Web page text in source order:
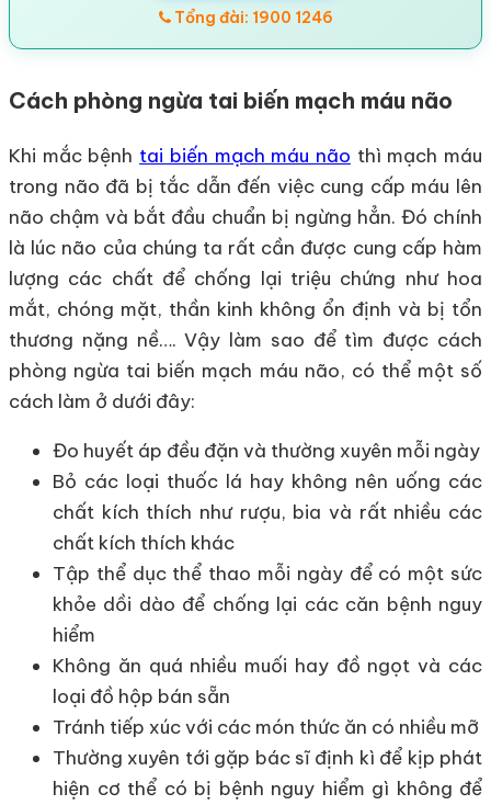
Tổng đài: 1900 1246
Cách phòng ngừa tai biến mạch máu não
Khi mắc bệnh tai biến mạch máu não thì mạch máu
trong não đã bị tắc dẫn đến việc cung cấp máu lên
não chậm và bắt đầu chuẩn bị ngừng hẳn. Đó chính
là lúc não của chúng ta rất cần được cung cấp hàm
lượng các chất để chống lại triệu chứng như hoa
mắt, chóng mặt, thần kinh không ổn định và bị tổn
thương nặng nề…. Vậy làm sao để tìm được cách
phòng ngừa tai biến mạch máu não, có thể một số
cách làm ở dưới đây:
Đo huyết áp đều đặn và thường xuyên mỗi ngày
Bỏ các loại thuốc lá hay không nên uống các
chất kích thích như rượu, bia và rất nhiều các
chất kích thích khác
Tập thể dục thể thao mỗi ngày để có một sức
khỏe dồi dào để chống lại các căn bệnh nguy
hiểm
Không ăn quá nhiều muối hay đồ ngọt và các
loại đồ hộp bán sẵn
Tránh tiếp xúc với các món thức ăn có nhiều mỡ
Thường xuyên tới gặp bác sĩ định kì để kịp phát
hiện cơ thể có bị bệnh nguy hiểm gì không để